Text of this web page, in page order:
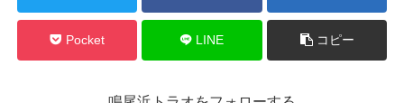
Pocket LINE コピー